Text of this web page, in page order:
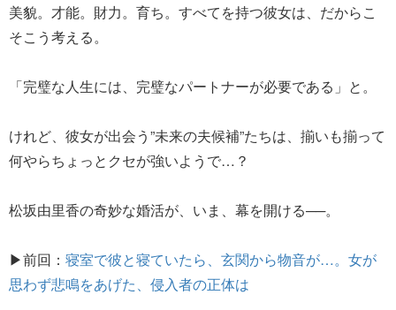
美貌。才能。財力。育ち。すべてを持つ彼女は、だからこ
そこう考える。
「完璧な人生には、完璧なパートナーが必要である」と。
けれど、彼女が出会う”未来の夫候補”たちは、揃いも揃って
何やらちょっとクセが強いようで…？
松坂由里香の奇妙な婚活が、いま、幕を開ける──。
▶前回： 寝室で彼と寝ていたら、玄関から物音が…。女が
思わず悲鳴をあげた、侵入者の正体は